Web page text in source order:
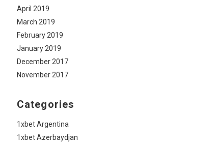
April 2019
March 2019
February 2019
January 2019
December 2017
November 2017
Categories
1xbet Argentina
1xbet Azerbaydjan